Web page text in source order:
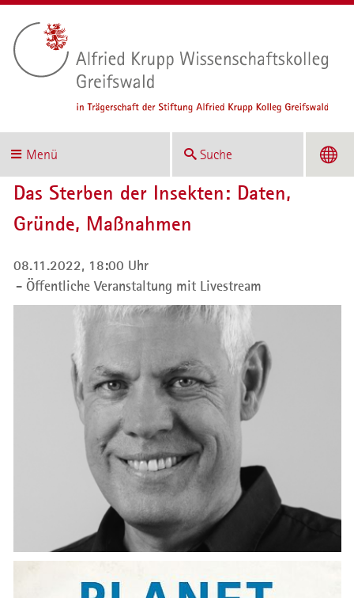
Menü Suche
Das Sterben der Insekten: Daten,
Gründe, Maßnahmen
08.11.2022, 18:00 Uhr
Öffentliche Veranstaltung mit Livestream